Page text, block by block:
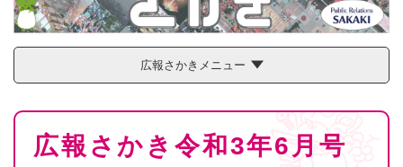
広報さかきメニュー
本
広報さかき令和3年6月号